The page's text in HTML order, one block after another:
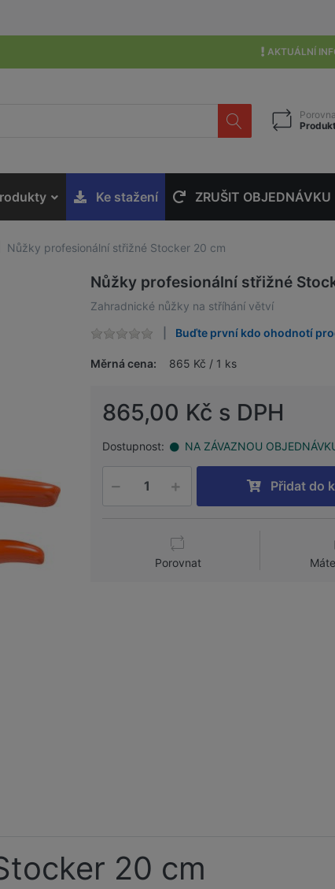
AKTUÁLNÍ
Ke stažení ZRUŠIT OBJEDNÁVKU
Nůžky profesionální střižné Stocker 20 cm
Nůžky profesionální střižné
Zahradnické nůžky na stříhání větví
Buďte první kdo ohodnotí
Měrná cena: 865 Kč / 1 ks
865,00 Kč s DPH
Dostupnost: NA ZÁVAZNOU
Přidat do
Porovnat
20 cm